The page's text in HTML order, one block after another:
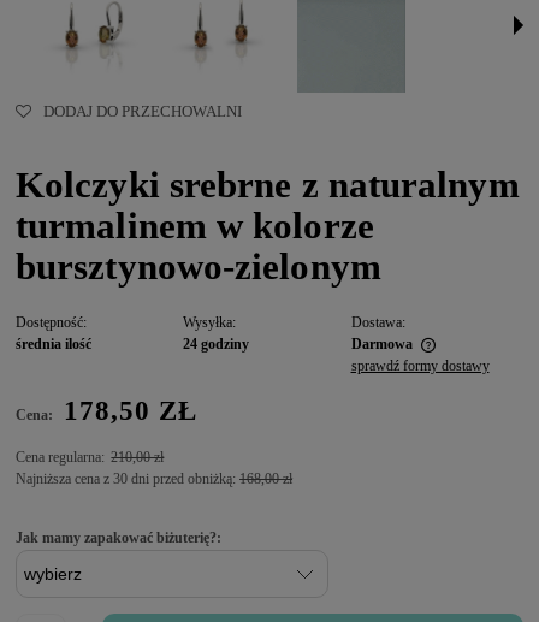
DODAJ DO PRZECHOWALNI
Kolczyki srebrne z naturalnym
turmalinem w kolorze
bursztynowo-zielonym
Dostępność:
średnia ilość
Wysyłka:
24 godziny
Dostawa:
Darmowa
sprawdź formy dostawy
Cena: 178,50 ZŁ
Cena regularna: 210,00 zł
Najniższa cena z 30 dni przed obniżką: 168,00 zł
Jak mamy zapakować biżuterię?: